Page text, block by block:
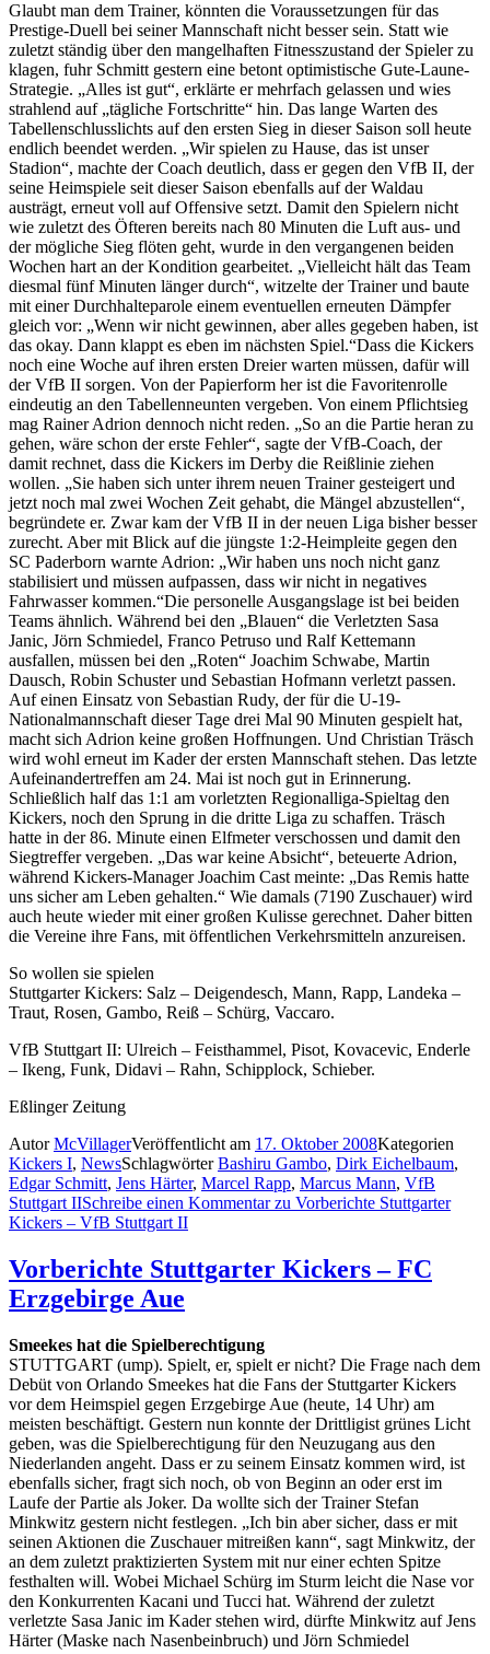
Glaubt man dem Trainer, könnten die Voraussetzungen für das
Prestige-Duell bei seiner Mannschaft nicht besser sein. Statt wie
zuletzt ständig über den mangelhaften Fitnesszustand der Spieler zu
klagen, fuhr Schmitt gestern eine betont optimistische Gute-Laune-
Strategie. „Alles ist gut“, erklärte er mehrfach gelassen und wies
strahlend auf „tägliche Fortschritte“ hin. Das lange Warten des
Tabellenschlusslichts auf den ersten Sieg in dieser Saison soll heute
endlich beendet werden. „Wir spielen zu Hause, das ist unser
Stadion“, machte der Coach deutlich, dass er gegen den VfB II, der
seine Heimspiele seit dieser Saison ebenfalls auf der Waldau
austrägt, erneut voll auf Offensive setzt. Damit den Spielern nicht
wie zuletzt des Öfteren bereits nach 80 Minuten die Luft aus- und
der mögliche Sieg flöten geht, wurde in den vergangenen beiden
Wochen hart an der Kondition gearbeitet. „Vielleicht hält das Team
diesmal fünf Minuten länger durch“, witzelte der Trainer und baute
mit einer Durchhalteparole einem eventuellen erneuten Dämpfer
gleich vor: „Wenn wir nicht gewinnen, aber alles gegeben haben, ist
das okay. Dann klappt es eben im nächsten Spiel.“Dass die Kickers
noch eine Woche auf ihren ersten Dreier warten müssen, dafür will
der VfB II sorgen. Von der Papierform her ist die Favoritenrolle
eindeutig an den Tabellenneunten vergeben. Von einem Pflichtsieg
mag Rainer Adrion dennoch nicht reden. „So an die Partie heran zu
gehen, wäre schon der erste Fehler“, sagte der VfB-Coach, der
damit rechnet, dass die Kickers im Derby die Reißlinie ziehen
wollen. „Sie haben sich unter ihrem neuen Trainer gesteigert und
jetzt noch mal zwei Wochen Zeit gehabt, die Mängel abzustellen“,
begründete er. Zwar kam der VfB II in der neuen Liga bisher besser
zurecht. Aber mit Blick auf die jüngste 1:2-Heimpleite gegen den
SC Paderborn warnte Adrion: „Wir haben uns noch nicht ganz
stabilisiert und müssen aufpassen, dass wir nicht in negatives
Fahrwasser kommen.“Die personelle Ausgangslage ist bei beiden
Teams ähnlich. Während bei den „Blauen“ die Verletzten Sasa
Janic, Jörn Schmiedel, Franco Petruso und Ralf Kettemann
ausfallen, müssen bei den „Roten“ Joachim Schwabe, Martin
Dausch, Robin Schuster und Sebastian Hofmann verletzt passen.
Auf einen Einsatz von Sebastian Rudy, der für die U-19-
Nationalmannschaft dieser Tage drei Mal 90 Minuten gespielt hat,
macht sich Adrion keine großen Hoffnungen. Und Christian Träsch
wird wohl erneut im Kader der ersten Mannschaft stehen. Das letzte
Aufeinandertreffen am 24. Mai ist noch gut in Erinnerung.
Schließlich half das 1:1 am vorletzten Regionalliga-Spieltag den
Kickers, noch den Sprung in die dritte Liga zu schaffen. Träsch
hatte in der 86. Minute einen Elfmeter verschossen und damit den
Siegtreffer vergeben. „Das war keine Absicht“, beteuerte Adrion,
während Kickers-Manager Joachim Cast meinte: „Das Remis hatte
uns sicher am Leben gehalten.“ Wie damals (7190 Zuschauer) wird
auch heute wieder mit einer großen Kulisse gerechnet. Daher bitten
die Vereine ihre Fans, mit öffentlichen Verkehrsmitteln anzureisen.
So wollen sie spielen
Stuttgarter Kickers: Salz – Deigendesch, Mann, Rapp, Landeka –
Traut, Rosen, Gambo, Reiß – Schürg, Vaccaro.
VfB Stuttgart II: Ulreich – Feisthammel, Pisot, Kovacevic, Enderle
– Ikeng, Funk, Didavi – Rahn, Schipplock, Schieber.
Eßlinger Zeitung
AutorMcVillagerVeröffentlicht am 17. Oktober 2008Kategorien
Kickers I, NewsSchlagwörterBashiru Gambo, Dirk Eichelbaum,
Edgar Schmitt, Jens Härter, Marcel Rapp, Marcus Mann, VfB
Stuttgart IISchreibe einen Kommentarzu Vorberichte Stuttgarter
Kickers – VfB Stuttgart II
Vorberichte Stuttgarter Kickers – FC
Erzgebirge Aue
Smeekes hat die Spielberechtigung
STUTTGART (ump). Spielt, er, spielt er nicht? Die Frage nach dem
Debüt von Orlando Smeekes hat die Fans der Stuttgarter Kickers
vor dem Heimspiel gegen Erzgebirge Aue (heute, 14 Uhr) am
meisten beschäftigt. Gestern nun konnte der Drittligist grünes Licht
geben, was die Spielberechtigung für den Neuzugang aus den
Niederlanden angeht. Dass er zu seinem Einsatz kommen wird, ist
ebenfalls sicher, fragt sich noch, ob von Beginn an oder erst im
Laufe der Partie als Joker. Da wollte sich der Trainer Stefan
Minkwitz gestern nicht festlegen. „Ich bin aber sicher, dass er mit
seinen Aktionen die Zuschauer mitreißen kann“, sagt Minkwitz, der
an dem zuletzt praktizierten System mit nur einer echten Spitze
festhalten will. Wobei Michael Schürg im Sturm leicht die Nase vor
den Konkurrenten Kacani und Tucci hat. Während der zuletzt
verletzte Sasa Janic im Kader stehen wird, dürfte Minkwitz auf Jens
Härter (Maske nach Nasenbeinbruch) und Jörn Schmiedel